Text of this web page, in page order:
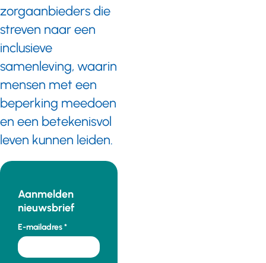
zorgaanbieders die
streven naar een
inclusieve
samenleving, waarin
mensen met een
beperking meedoen
en een betekenisvol
leven kunnen leiden.
Aanmelden
nieuwsbrief
E-mailadres